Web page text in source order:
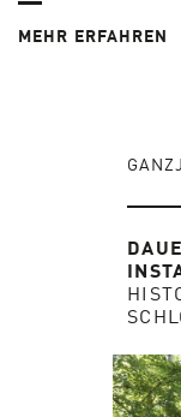
MEHR ERFAHREN